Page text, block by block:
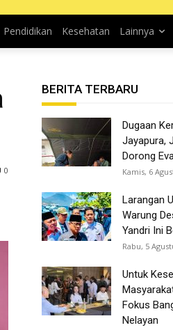
Pendidikan Kesehatan Lainnya
0
BERITA TERBARU
Dugaan
Jayapura,
Dorong
Kamis, 6
Larangan
Warung
Yandri Ini
Rabu, 5
Untuk
Fokus
Nelayan